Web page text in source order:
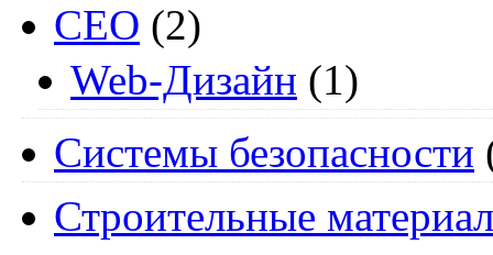
СЕО (2)
Web-Дизайн (1)
Системы безопасности
Строительные